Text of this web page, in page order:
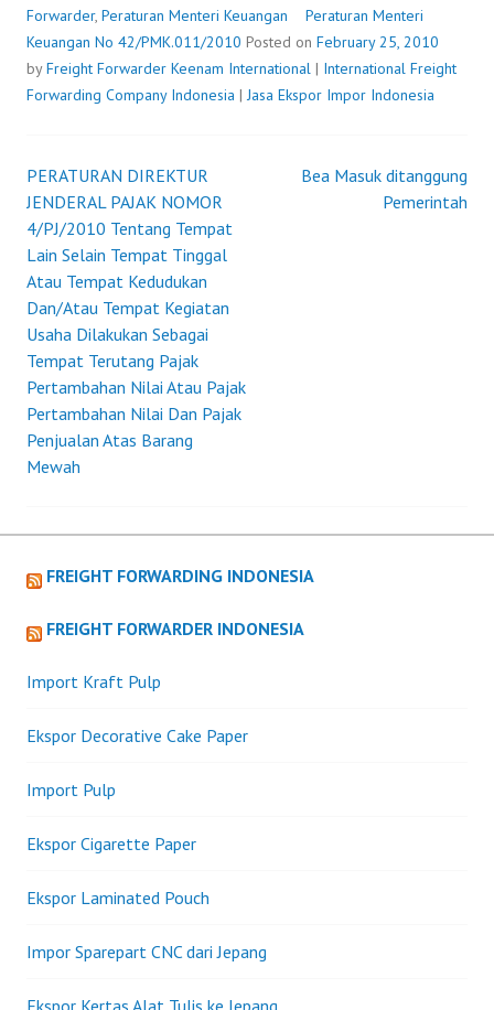
Forwarder, Peraturan Menteri Keuangan
Peraturan Menteri
Keuangan No 42/PMK.011/2010 Posted on February 25, 2010
byFreight Forwarder Keenam International | International Freight
Forwarding Company Indonesia |Jasa Ekspor Impor Indonesia
Post
navigation
PERATURAN DIREKTUR
JENDERAL PAJAK NOMOR
4/PJ/2010 Tentang Tempat
Lain Selain Tempat Tinggal
Atau Tempat Kedudukan
Dan/Atau Tempat Kegiatan
Usaha Dilakukan Sebagai
Tempat Terutang Pajak
Pertambahan Nilai Atau Pajak
Pertambahan Nilai Dan Pajak
Penjualan Atas Barang
Mewah
Bea Masuk ditanggung
Pemerintah
FREIGHT FORWARDING INDONESIA
FREIGHT FORWARDER INDONESIA
Import Kraft Pulp
Ekspor Decorative Cake Paper
Import Pulp
Ekspor Cigarette Paper
Ekspor Laminated Pouch
Impor Sparepart CNC dari Jepang
Ekspor Kertas Alat Tulis ke Jepang